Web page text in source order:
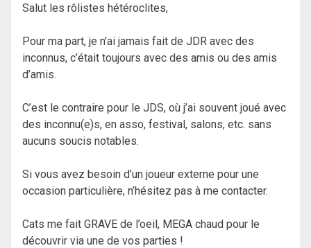
Salut les rôlistes hétéroclites,
Pour ma part, je n’ai jamais fait de JDR avec des
inconnus, c’était toujours avec des amis ou des amis
d’amis.
C’est le contraire pour le JDS, où j’ai souvent joué avec
des inconnu(e)s, en asso, festival, salons, etc. sans
aucuns soucis notables.
Si vous avez besoin d’un joueur externe pour une
occasion particulière, n’hésitez pas à me contacter.
Cats me fait GRAVE de l’oeil, MEGA chaud pour le
découvrir via une de vos parties !